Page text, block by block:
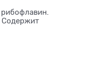
Содержит